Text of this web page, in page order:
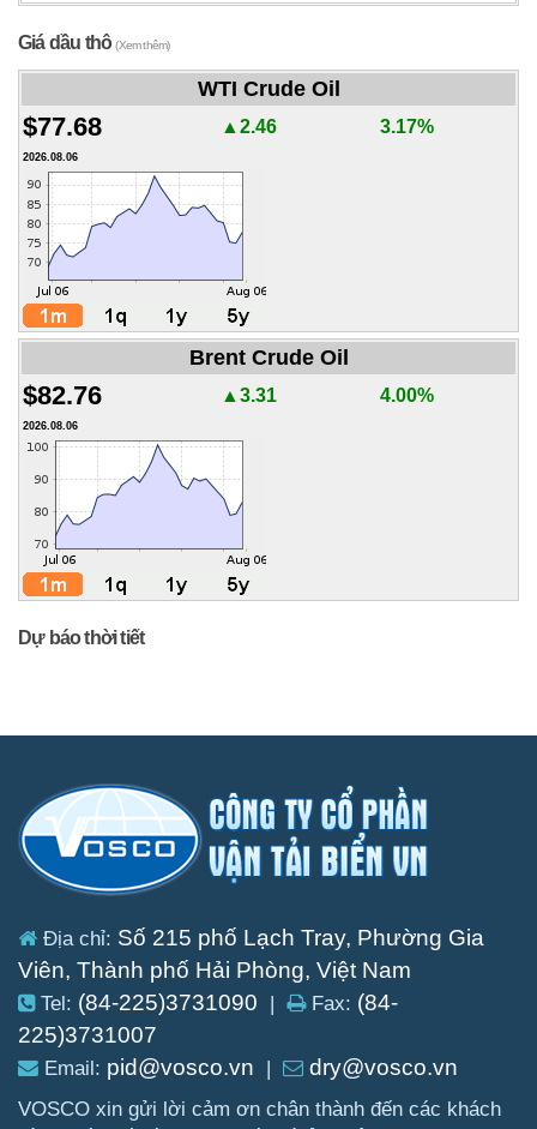
Giá dầu thô(Xem thêm)
WTI Crude Oil
$77.68 ▲2.46 3.17%
2026.08.06
Brent Crude Oil
$82.76 ▲3.31 4.00%
2026.08.06
Dự báo thời tiết
Địa chỉ: Số 215 phố Lạch Tray, Phường Gia
Viên, Thành phố Hải Phòng, Việt Nam
Tel: (84-225)3731090 | Fax: (84-
225)3731007
Email: pid@vosco.vn | dry@vosco.vn
VOSCO xin gửi lời cảm ơn chân thành đến các khách